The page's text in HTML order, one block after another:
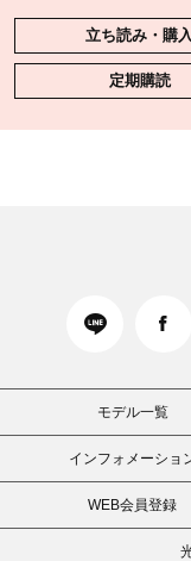
立ち読み・購入
定期購読
モデル一覧
インフォメーショ
WEB会員登録